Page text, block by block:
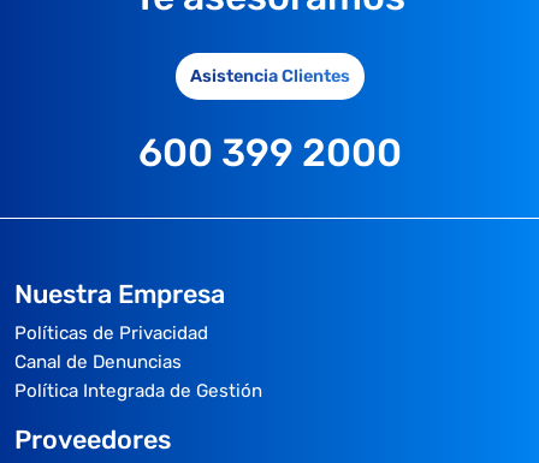
Asistencia Clientes
600 399 2000
Nuestra Empresa
Políticas de Privacidad
Canal de Denuncias
Política Integrada de Gestión
Proveedores